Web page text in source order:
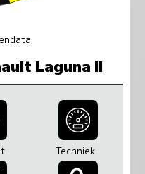
Laguna II
Techniek